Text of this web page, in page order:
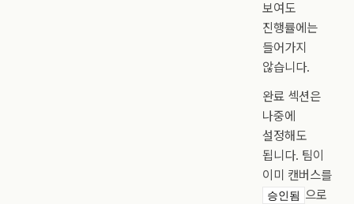
보여도
진행률에는
들어가지
않습니다.
완료 섹션은
나중에
설정해도
됩니다. 팀이
이미 캔버스를
승인됨 으로